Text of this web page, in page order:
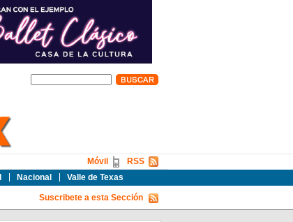
Nacional Valle de Texas
RSS
Móvil
Suscribete a esta Sección